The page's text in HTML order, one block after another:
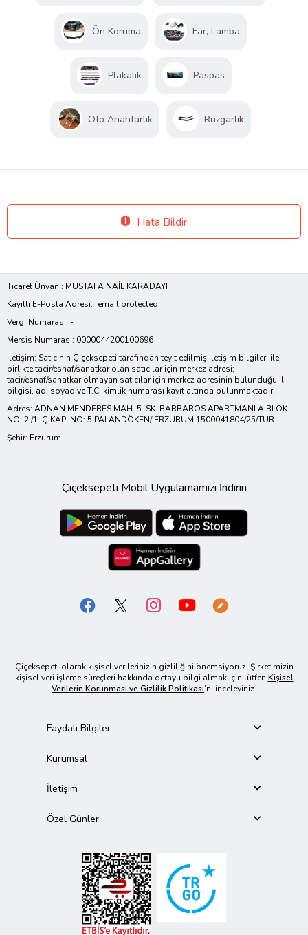
Ön Koruma Far, Lamba
Plakalık Paspas
Oto Anahtarlık Rüzgarlık
Hata Bildir
Ticaret Ünvanı: MUSTAFA NAİL KARADAYI
Kayıtlı E-Posta Adresi: [email protected]
Vergi Numarası: -
Mersis Numarası: 0000044200100696
İletişim: Satıcının Çiçeksepeti tarafından teyit edilmiş iletişim bilgileri ile
birlikte tacir/esnaf/sanatkar olan satıcılar için merkez adresi;
tacir/esnaf/sanatkar olmayan satıcılar için merkez adresinin bulunduğu il
bilgisi, ad, soyad ve T.C. kimlik numarası kayıt altında bulunmaktadır.
Adres: ADNAN MENDERES MAH. 5. SK. BARBAROS APARTMANI A BLOK
NO: 2 /1 İÇ KAPI NO: 5 PALANDÖKEN/ ERZURUM 1500041804/25/TUR
Şehir: Erzurum
Çiçeksepeti Mobil Uygulamamızı İndirin
Çiçeksepeti olarak kişisel verilerinizin gizliliğini önemsiyoruz. Şirketimizin
kişisel veri işleme süreçleri hakkında detaylı bilgi almak için lütfen Kişisel
Verilerin Korunması ve Gizlilik Politikası’nı inceleyiniz.
Faydalı Bilgiler
Kurumsal
İletişim
Özel Günler